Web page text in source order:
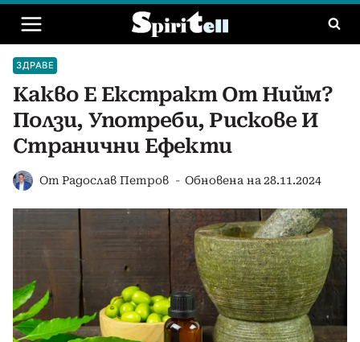
Към
съдържанието
ЗДРАВЕ
Какво Е Екстракт От Нийм?
Ползи, Употреби, Рискове И
Странични Ефекти
От Радослав Петров Обновена на 28.11.2024